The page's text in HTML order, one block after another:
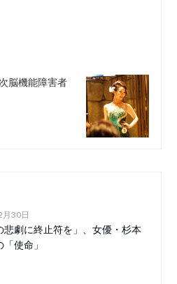
脳機能障害者
30日
悲劇に終止符を」、女優・杉本
使命」